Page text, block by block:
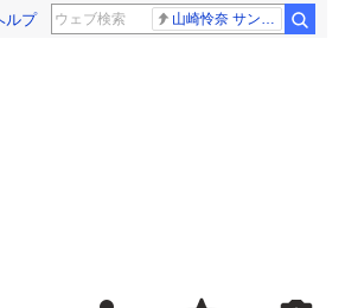
ルプ 山崎怜奈 サンジャポ